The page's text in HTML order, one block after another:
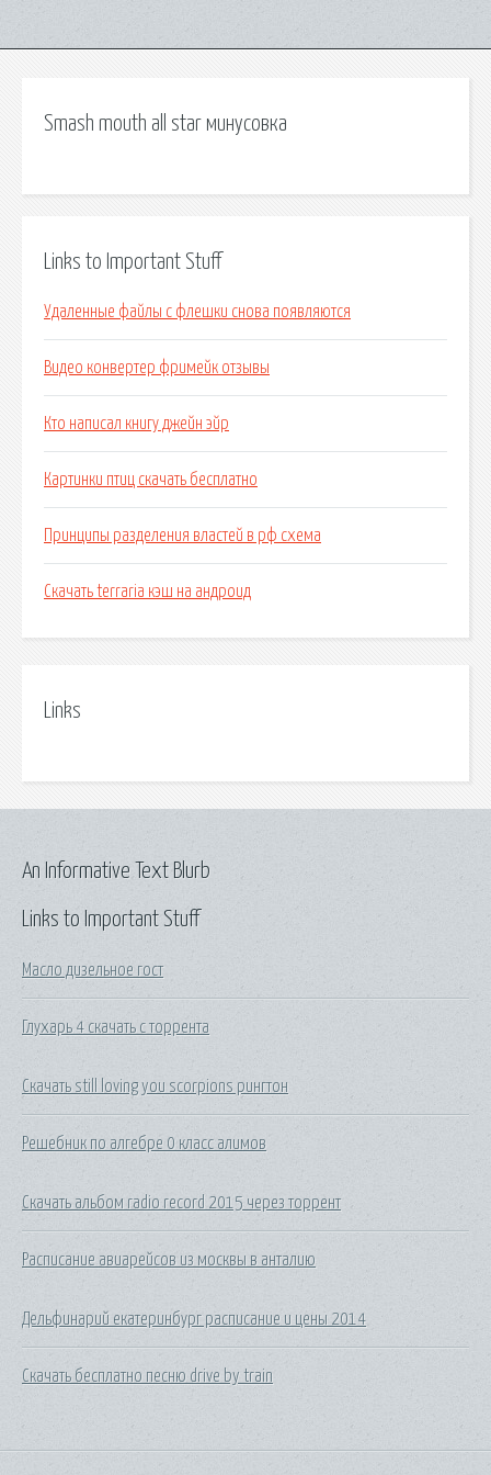
Smash mouth all star минусовка
Links to Important Stuff
Удаленные файлы с флешки снова появляются
Видео конвертер фримейк отзывы
Кто написал книгу джейн эйр
Картинки птиц скачать бесплатно
Принципы разделения властей в рф схема
Скачать terraria кэш на андроид
Links
Links to Important Stuff
Масло дизельное гост
Глухарь 4 скачать с торрента
Скачать still loving you scorpions рингтон
Решебник по алгебре 0 класс алимов
Скачать альбом radio record 2015 через торрент
Расписание авиарейсов из москвы в анталию
Дельфинарий екатеринбург расписание и цены 2014
Скачать бесплатно песню drive by train
An Informative Text Blurb